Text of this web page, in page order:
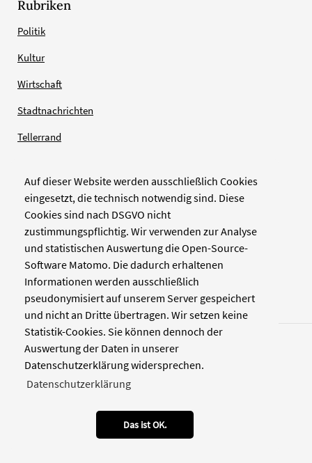
Auf dieser Website werden ausschließlich Cookies
eingesetzt, die technisch notwendig sind. Diese
Cookies sind nach DSGVO nicht
zustimmungspflichtig. Wir verwenden zur Analyse
und statistischen Auswertung die Open-Source-
Software Matomo. Die dadurch erhaltenen
Informationen werden ausschließlich
pseudonymisiert auf unserem Server gespeichert
und nicht an Dritte übertragen. Wir setzen keine
Statistik-Cookies. Sie können dennoch der
Auswertung der Daten in unserer
Datenschutzerklärung widersprechen.
Datenschutzerklärung
Das ist OK.
Rubriken
Politik
Kultur
Wirtschaft
Stadtnachrichten
Tellerrand
Verlag
Pinienstraße 2
40233 Düsseldorf
www.zellwerk.com
Kontakt Datenschutz